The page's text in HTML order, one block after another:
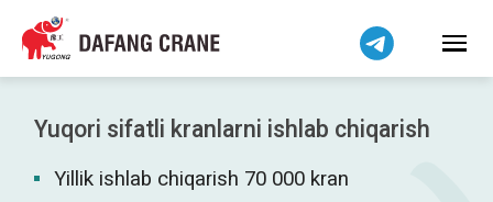
Yuqori sifatli kranlarni ishlab chiqarish
Yillik ishlab chiqarish 70 000 kran
हिन्दी
Bahasa Indonesia
Bahasa Melayu
Tiếng Việt
简体中文
বাংলা